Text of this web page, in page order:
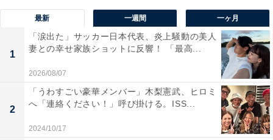
最新 一週間 一ヶ月
1
「涙出た」サッカー日本代表、炎上騒動の美人
妻との幸せ家族ショットに反響！ 「最高...
2026/08/07
2
「うわすごい豪華メンバー」木梨憲武、ヒロミ
へ「連絡ください！」呼び掛ける。ISS...
2024/10/17